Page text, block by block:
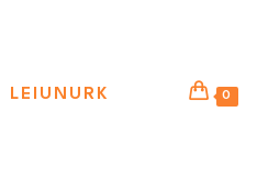
LEIUNURK 0